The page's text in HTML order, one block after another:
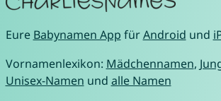
Eure Babynamen App fürAndroid und
Vornamenlexikon: Mädchennamen,
Unisex-Namen und alle Namen